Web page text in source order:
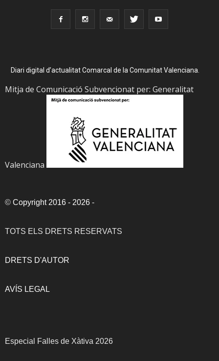
Diari digital d’actualitat Comarcal de la Comunitat Valenciana.
Mitja de Comunicació Subvencionat per: Generalitat
Valenciana
© Copyright 2016 - 2026 -
TOTS ELS DRETS RESERVATS
DRETS D'AUTOR
AVÍS LEGAL
Especial Falles de Xàtiva 2026